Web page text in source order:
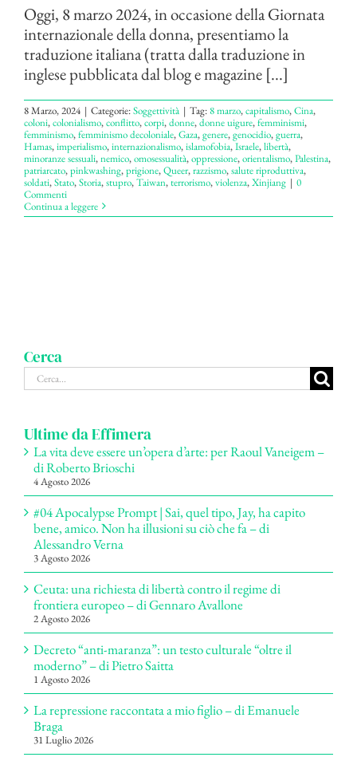
Oggi, 8 marzo 2024, in occasione della Giornata
internazionale della donna, presentiamo la
traduzione italiana (tratta dalla traduzione in
inglese pubblicata dal blog e magazine [...]
8 Marzo, 2024 | Categorie:Soggettività | Tag:8 marzo,capitalismo,Cina,
coloni,colonialismo,conflitto,corpi,donne,donne uigure,femminismi,
femminismo,femminismo decoloniale,Gaza,genere,genocidio,guerra,
Hamas,imperialismo,internazionalismo,islamofobia,Israele,libertà,
minoranze sessuali,nemico,omosessualità,oppressione,orientalismo,Palestina,
patriarcato,pinkwashing,prigione,Queer,razzismo,salute riproduttiva,
soldati,Stato,Storia,stupro,Taiwan,terrorismo,violenza,Xinjiang | 0
Commenti
Continua a leggere
Cerca
Cerca
per:
Ultime da Effimera
La vita deve essere un’opera d’arte: per Raoul Vaneigem –
di Roberto Brioschi
4 Agosto 2026
#04 Apocalypse Prompt | Sai, quel tipo, Jay, ha capito
bene, amico. Non ha illusioni su ciò che fa – di
Alessandro Verna
3 Agosto 2026
Ceuta: una richiesta di libertà contro il regime di
frontiera europeo – di Gennaro Avallone
2 Agosto 2026
Decreto “anti-maranza”: un testo culturale “oltre il
moderno” – di Pietro Saitta
1 Agosto 2026
La repressione raccontata a mio figlio – di Emanuele
Braga
31 Luglio 2026